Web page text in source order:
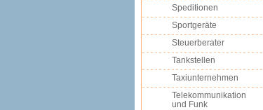
Speditionen
Sportgeräte
Steuerberater
Tankstellen
Taxiunternehmen
Telekommunikation
und Funk